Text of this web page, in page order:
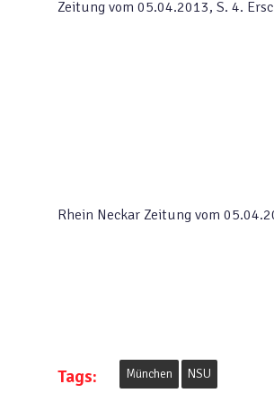
Zeitung vom 05.04.2013, S. 4.
Rhein Neckar Zeitung vom
Tags: München NSU